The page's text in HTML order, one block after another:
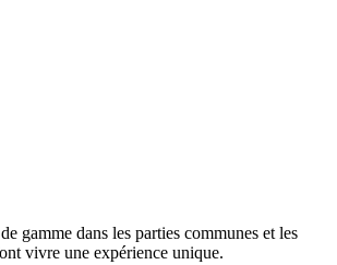
gamme dans les parties communes et les
vivre une expérience unique.